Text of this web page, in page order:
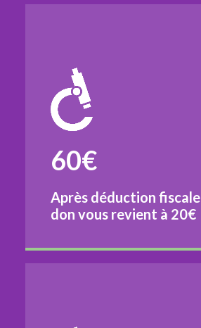
60€
Après déduction
don vous revient à 20€